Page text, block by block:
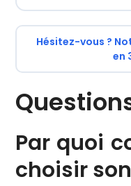
Hésitez-vous ?
en
Par quoi
choisir